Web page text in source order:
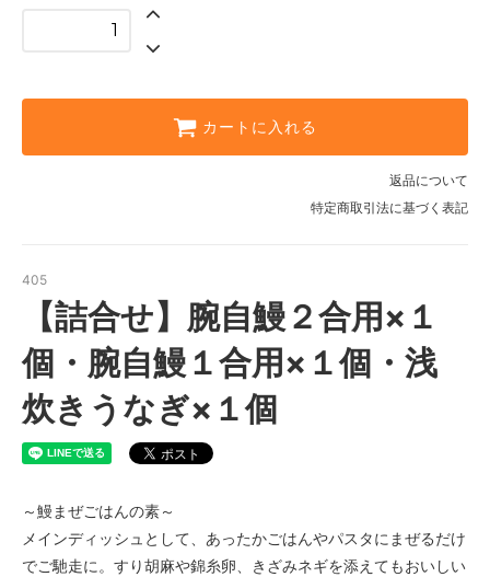
カートに入れる
返品について
特定商取引法に基づく表記
405
【詰合せ】腕自鰻２合用×１
個・腕自鰻１合用×１個・浅
炊きうなぎ×１個
～鰻まぜごはんの素～
メインディッシュとして、あったかごはんやパスタにまぜるだけ
でご馳走に。すり胡麻や錦糸卵、きざみネギを添えてもおいしい